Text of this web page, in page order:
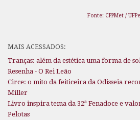
Fonte: CPPMet /
MAIS ACESSADOS:
Tranças: além da estética uma forma de
Resenha - O Rei Leão
Circe: o mito da feiticeira da Odisseia
Miller
Livro inspira tema da 32ª Fenadoce e
Pelotas